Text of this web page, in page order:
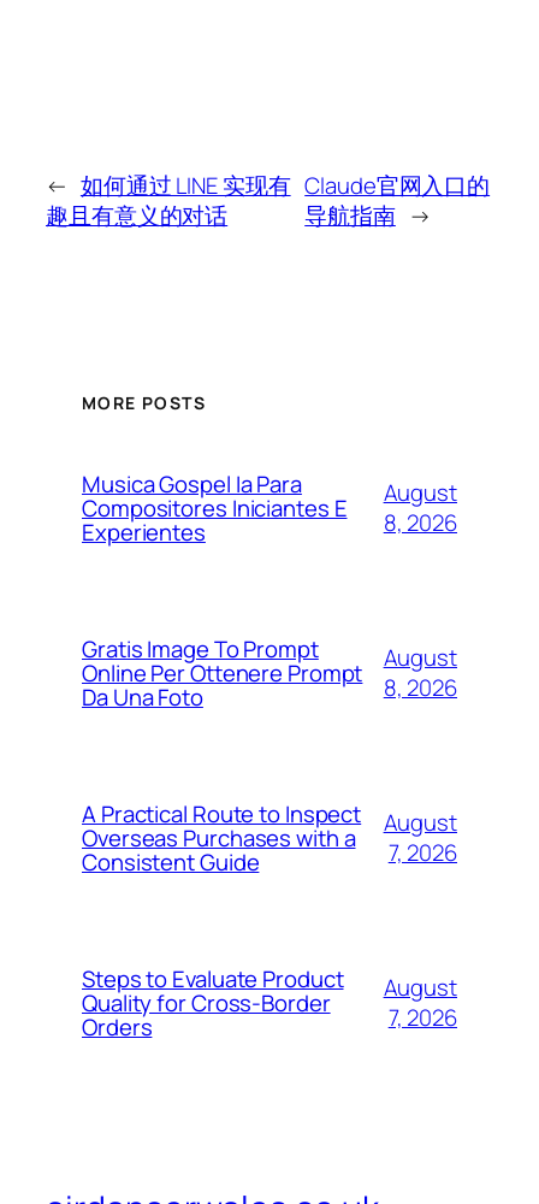
← 如何通过 LINE 实现有
趣且有意义的对话
Claude官网入口的
导航指南 →
MORE POSTS
Musica Gospel Ia Para
Compositores Iniciantes E
Experientes
August
8, 2026
Gratis Image To Prompt
Online Per Ottenere Prompt
Da Una Foto
August
8, 2026
A Practical Route to Inspect
Overseas Purchases with a
Consistent Guide
August
7, 2026
Steps to Evaluate Product
Quality for Cross-Border
Orders
August
7, 2026